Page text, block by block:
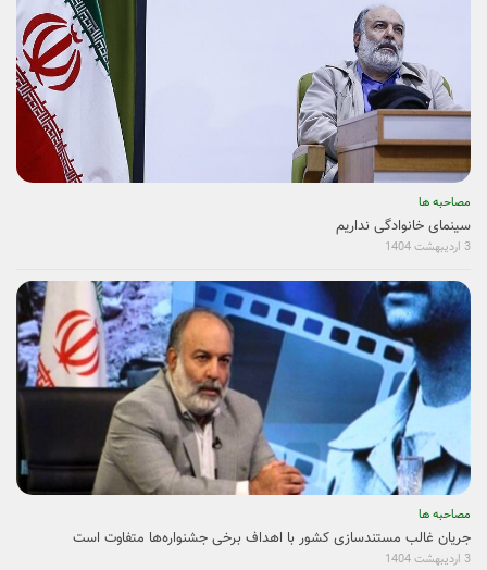
مصاحبه ها
سینمای خانوادگی نداریم
3 اردیبهشت 1404
مصاحبه ها
جریان غالب مستندسازی کشور با اهداف برخی جشنواره‌ها متفاوت است
3 اردیبهشت 1404